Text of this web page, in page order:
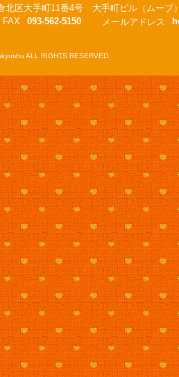
北区大手町11番4号 大手町ビル（ムーブ
FAX 093-562-5150 メールアドレス
ALL RIGHTS RESERVED.